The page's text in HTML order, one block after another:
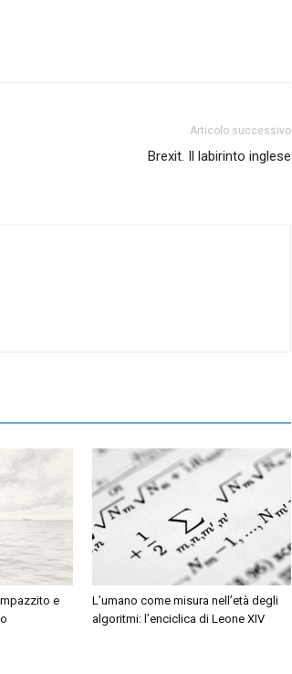
Articolo successivo
Brexit. Il labirinto inglese
e
L’umano come misura nell’età degli
algoritmi: l’enciclica di Leone XIV